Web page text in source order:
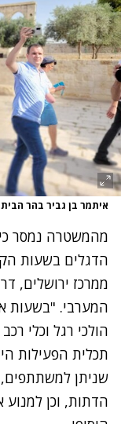
איתמר בן גביר בהר הבית
מהמשטרה נמסר
הדגלים בשעות
ממרכז ירושלים,
המערבי. "בשעות
הולכי רגל וכלי
תכלית הפעילות
שניתן למשתתפים,
הדתות, וכן למנוע